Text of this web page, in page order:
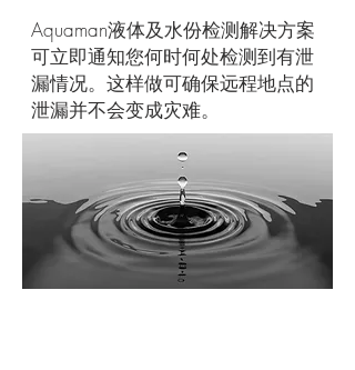
Aquaman液体及水份检测解决方案
可立即通知您何时何处检测到有泄
漏情况。这样做可确保远程地点的
泄漏并不会变成灾难。